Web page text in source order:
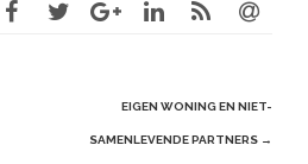
EIGEN WONING EN NIET-
SAMENLEVENDE PARTNERS →